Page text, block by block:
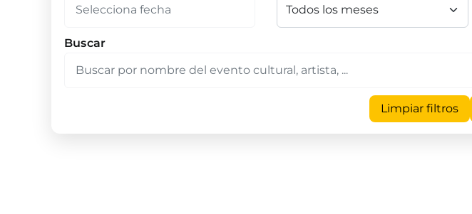
Buscar
Limpiar filtros